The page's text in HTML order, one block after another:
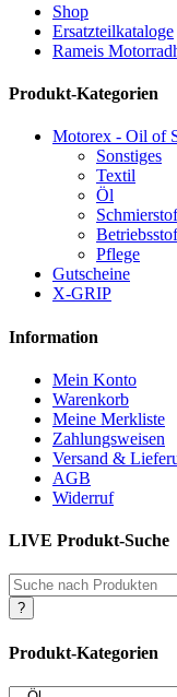
Shop
Ersatzteilkataloge
Rameis
Produkt-Kategorien
Motorex - Oil of
Sonstiges
Textil
Öl
Pflege
Gutscheine
X-GRIP
Information
Mein Konto
Warenkorb
Meine Merkliste
Zahlungsweisen
Versand &
AGB
Widerruf
LIVE Produkt-Suche
Products
search
?
Produkt-Kategorien